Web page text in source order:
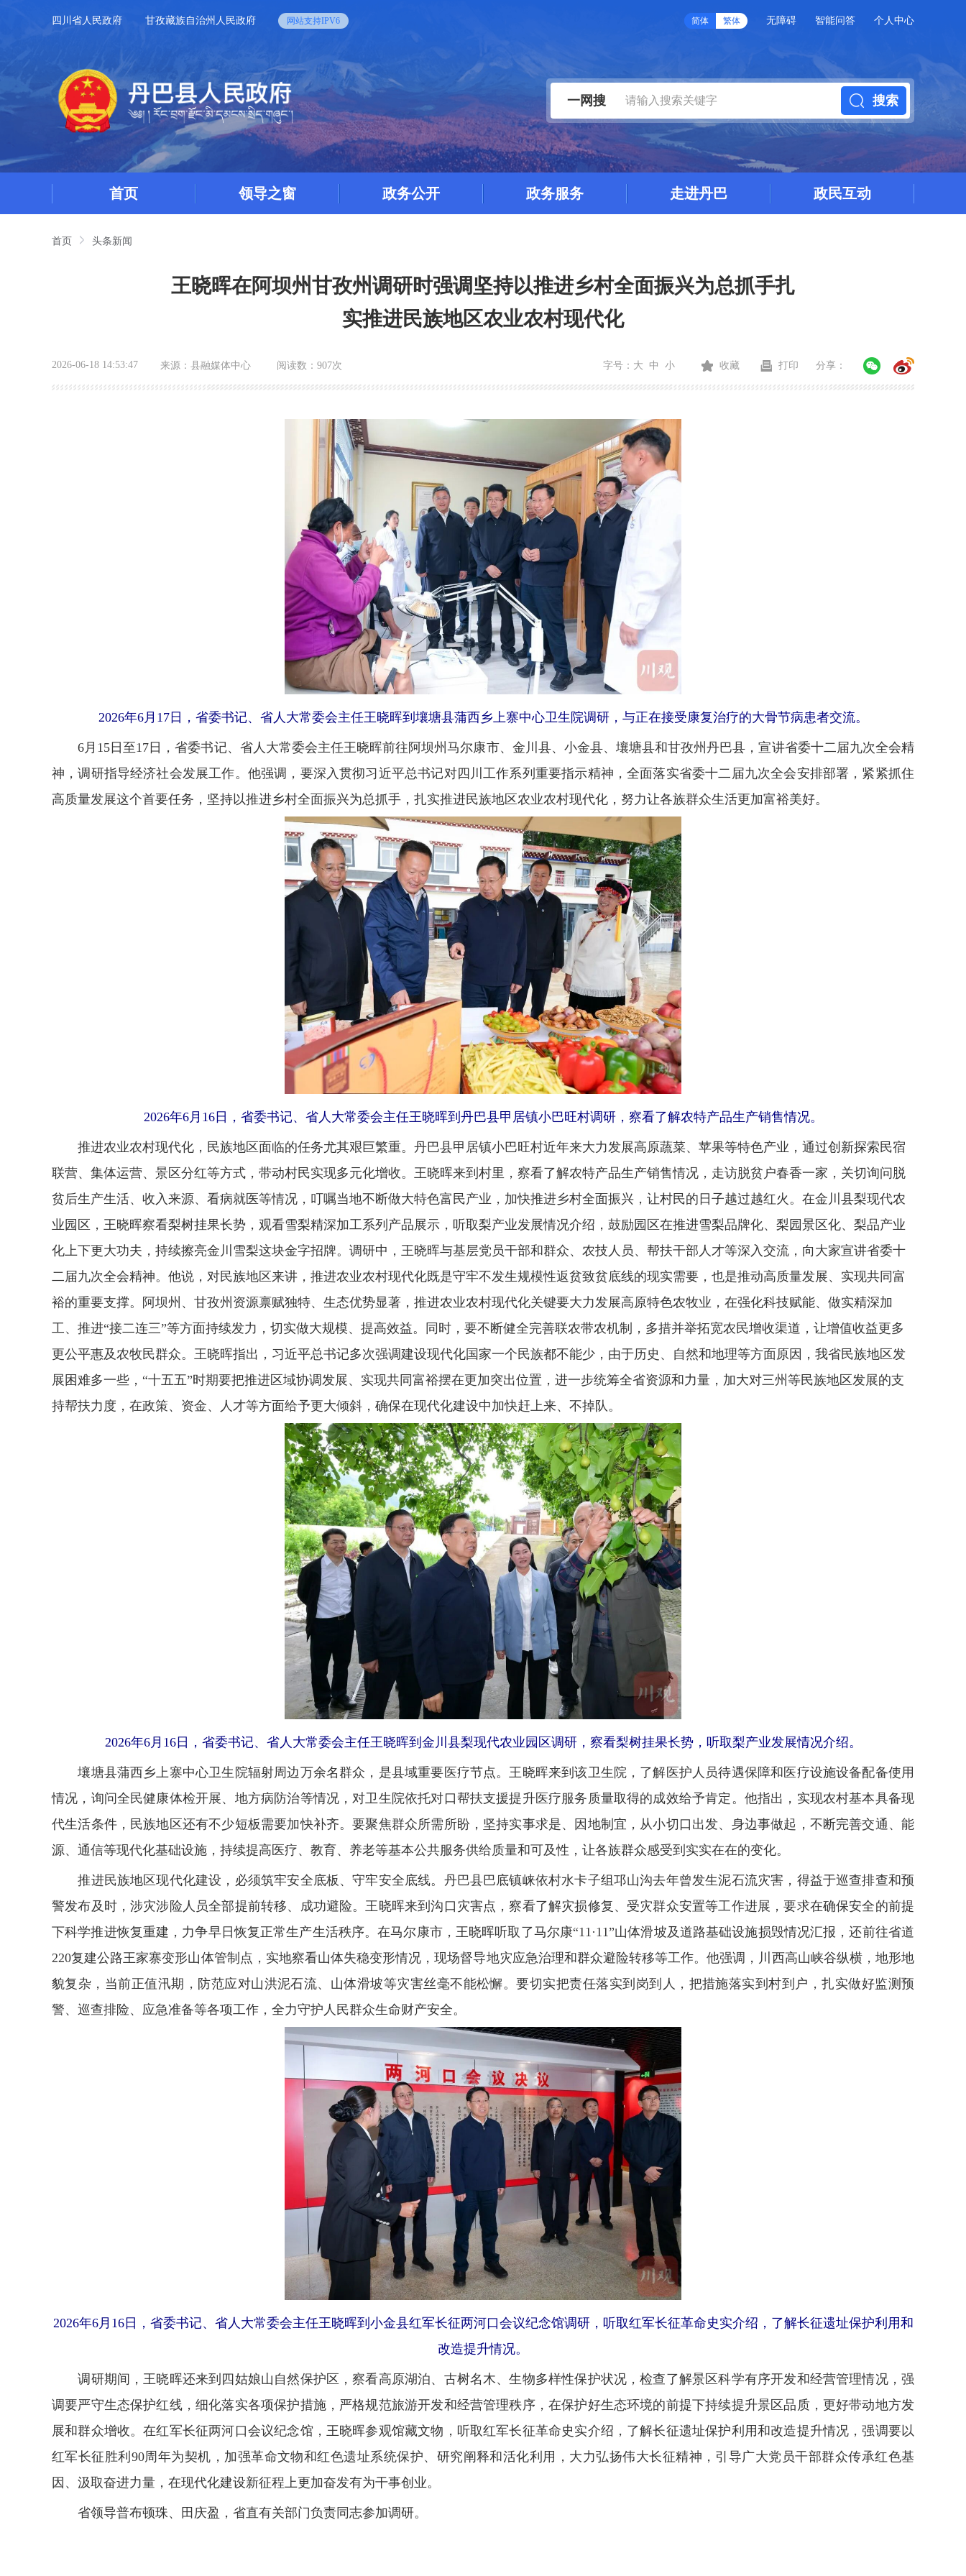
四川省人民政府 甘孜藏族自治州人民政府 网站支持IPV6 简体 繁体 无障碍 智能问答 个人中心
一网搜 搜索
首页 领导之窗 政务公开 政务服务 走进丹巴 政民互动
首页 头条新闻
王晓晖在阿坝州甘孜州调研时强调坚持以推进乡村全面振兴为总抓手扎
实推进民族地区农业农村现代化
2026-06-18 14:53:47 来源： 县融媒体中心 阅读数： 907次 字号： 大 中 小 收藏 打印 分享：
2026年6月17日，省委书记、省人大常委会主任王晓晖到壤塘县蒲西乡上寨中心卫生院调研，与正在接受康复治疗的大骨节病患者交流。
6月15日至17日，省委书记、省人大常委会主任王晓晖前往阿坝州马尔康市、金川县、小金县、壤塘县和甘孜州丹巴县，宣讲省委十二届九次全会精
神，调研指导经济社会发展工作。他强调，要深入贯彻习近平总书记对四川工作系列重要指示精神，全面落实省委十二届九次全会安排部署，紧紧抓住
高质量发展这个首要任务，坚持以推进乡村全面振兴为总抓手，扎实推进民族地区农业农村现代化，努力让各族群众生活更加富裕美好。
2026年6月16日，省委书记、省人大常委会主任王晓晖到丹巴县甲居镇小巴旺村调研，察看了解农特产品生产销售情况。
推进农业农村现代化，民族地区面临的任务尤其艰巨繁重。丹巴县甲居镇小巴旺村近年来大力发展高原蔬菜、苹果等特色产业，通过创新探索民宿
联营、集体运营、景区分红等方式，带动村民实现多元化增收。王晓晖来到村里，察看了解农特产品生产销售情况，走访脱贫户春香一家，关切询问脱
贫后生产生活、收入来源、看病就医等情况，叮嘱当地不断做大特色富民产业，加快推进乡村全面振兴，让村民的日子越过越红火。在金川县梨现代农
业园区，王晓晖察看梨树挂果长势，观看雪梨精深加工系列产品展示，听取梨产业发展情况介绍，鼓励园区在推进雪梨品牌化、梨园景区化、梨品产业
化上下更大功夫，持续擦亮金川雪梨这块金字招牌。调研中，王晓晖与基层党员干部和群众、农技人员、帮扶干部人才等深入交流，向大家宣讲省委十
二届九次全会精神。他说，对民族地区来讲，推进农业农村现代化既是守牢不发生规模性返贫致贫底线的现实需要，也是推动高质量发展、实现共同富
裕的重要支撑。阿坝州、甘孜州资源禀赋独特、生态优势显著，推进农业农村现代化关键要大力发展高原特色农牧业，在强化科技赋能、做实精深加
工、推进“接二连三”等方面持续发力，切实做大规模、提高效益。同时，要不断健全完善联农带农机制，多措并举拓宽农民增收渠道，让增值收益更多
更公平惠及农牧民群众。王晓晖指出，习近平总书记多次强调建设现代化国家一个民族都不能少，由于历史、自然和地理等方面原因，我省民族地区发
展困难多一些，“十五五”时期要把推进区域协调发展、实现共同富裕摆在更加突出位置，进一步统筹全省资源和力量，加大对三州等民族地区发展的支
持帮扶力度，在政策、资金、人才等方面给予更大倾斜，确保在现代化建设中加快赶上来、不掉队。
2026年6月16日，省委书记、省人大常委会主任王晓晖到金川县梨现代农业园区调研，察看梨树挂果长势，听取梨产业发展情况介绍。
壤塘县蒲西乡上寨中心卫生院辐射周边万余名群众，是县域重要医疗节点。王晓晖来到该卫生院，了解医护人员待遇保障和医疗设施设备配备使用
情况，询问全民健康体检开展、地方病防治等情况，对卫生院依托对口帮扶支援提升医疗服务质量取得的成效给予肯定。他指出，实现农村基本具备现
代生活条件，民族地区还有不少短板需要加快补齐。要聚焦群众所需所盼，坚持实事求是、因地制宜，从小切口出发、身边事做起，不断完善交通、能
源、通信等现代化基础设施，持续提高医疗、教育、养老等基本公共服务供给质量和可及性，让各族群众感受到实实在在的变化。
推进民族地区现代化建设，必须筑牢安全底板、守牢安全底线。丹巴县巴底镇崃依村水卡子组邛山沟去年曾发生泥石流灾害，得益于巡查排查和预
警发布及时，涉灾涉险人员全部提前转移、成功避险。王晓晖来到沟口灾害点，察看了解灾损修复、受灾群众安置等工作进展，要求在确保安全的前提
下科学推进恢复重建，力争早日恢复正常生产生活秩序。在马尔康市，王晓晖听取了马尔康“11·11”山体滑坡及道路基础设施损毁情况汇报，还前往省道
220复建公路王家寨变形山体管制点，实地察看山体失稳变形情况，现场督导地灾应急治理和群众避险转移等工作。他强调，川西高山峡谷纵横，地形地
貌复杂，当前正值汛期，防范应对山洪泥石流、山体滑坡等灾害丝毫不能松懈。要切实把责任落实到岗到人，把措施落实到村到户，扎实做好监测预
警、巡查排险、应急准备等各项工作，全力守护人民群众生命财产安全。
2026年6月16日，省委书记、省人大常委会主任王晓晖到小金县红军长征两河口会议纪念馆调研，听取红军长征革命史实介绍，了解长征遗址保护利用和
改造提升情况。
调研期间，王晓晖还来到四姑娘山自然保护区，察看高原湖泊、古树名木、生物多样性保护状况，检查了解景区科学有序开发和经营管理情况，强
调要严守生态保护红线，细化落实各项保护措施，严格规范旅游开发和经营管理秩序，在保护好生态环境的前提下持续提升景区品质，更好带动地方发
展和群众增收。在红军长征两河口会议纪念馆，王晓晖参观馆藏文物，听取红军长征革命史实介绍，了解长征遗址保护利用和改造提升情况，强调要以
红军长征胜利90周年为契机，加强革命文物和红色遗址系统保护、研究阐释和活化利用，大力弘扬伟大长征精神，引导广大党员干部群众传承红色基
因、汲取奋进力量，在现代化建设新征程上更加奋发有为干事创业。
省领导普布顿珠、田庆盈，省直有关部门负责同志参加调研。